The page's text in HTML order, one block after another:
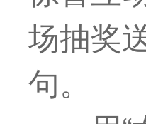
场抽奖
句。